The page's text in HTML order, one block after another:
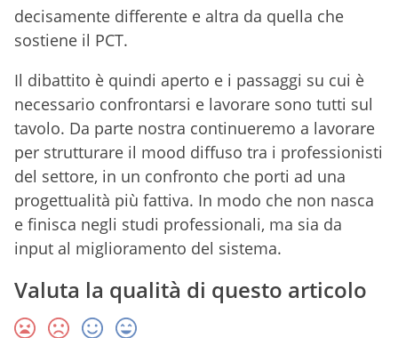
decisamente differente e altra da quella che
sostiene il PCT.
Il dibattito è quindi aperto e i passaggi su cui è
necessario confrontarsi e lavorare sono tutti sul
tavolo. Da parte nostra continueremo a lavorare
per strutturare il mood diffuso tra i professionisti
del settore, in un confronto che porti ad una
progettualità più fattiva. In modo che non nasca
e finisca negli studi professionali, ma sia da
input al miglioramento del sistema.
Valuta la qualità di questo articolo